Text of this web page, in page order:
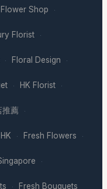
Flower Shop ·
Florist ·
· Floral Design ·
· HK Florist ·
推薦 ·
· Fresh Flowers ·
·
· Fresh Bouquets